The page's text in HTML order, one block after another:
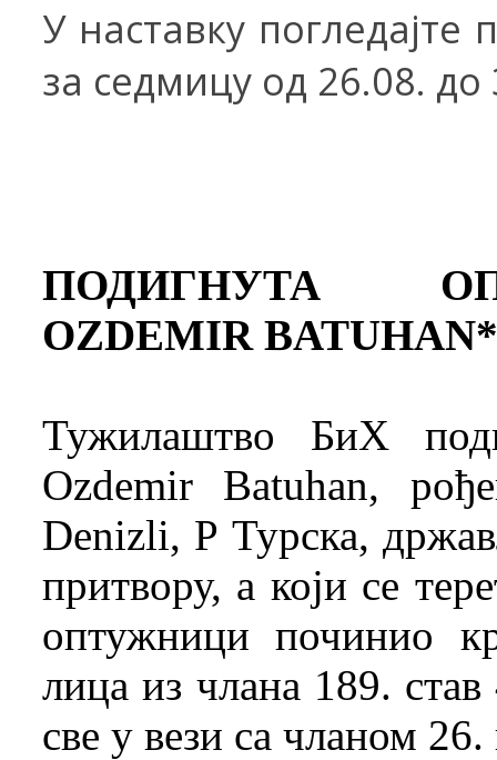
У наставку погледајте
за седмицу од 26.08. до
ПОДИГНУТА
OZDEMIR BATUHAN*
Тужилаштво БиХ
Ozdemir Batuhan,
Denizli, Р Турска,
притвору, а који се
оптужници починио
лица из члана 189.
све у вези са чланом